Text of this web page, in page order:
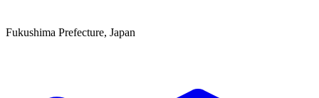
Fukushima Prefecture, Japan